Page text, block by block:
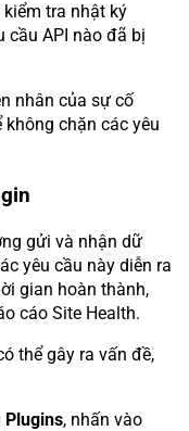
tra nhật ký
cầu API nào đã bị
nhân của sự cố
chặn các yêu
gửi và nhận dữ
yêu cầu này diễn ra
gian hoàn thành,
cáo Site Health.
thể gây ra vấn đề,
Plugins, nhấn vào